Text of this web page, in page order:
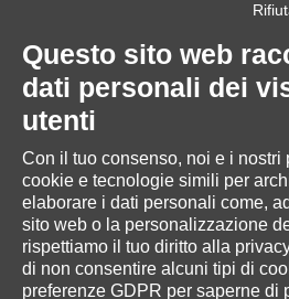
INFORMAZIONI
AREA RISERVATA
Questo sito web
dati personali dei
utenti
Con il tuo consenso, noi e i nostri
cookie e tecnologie simili per
elaborare i dati personali come,
sito web o la personalizzazione
rispettiamo il tuo diritto alla
di non consentire alcuni tipi di
preferenze GDPR per saperne di